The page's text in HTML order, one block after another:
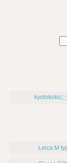
kyotokotoに
Leica M